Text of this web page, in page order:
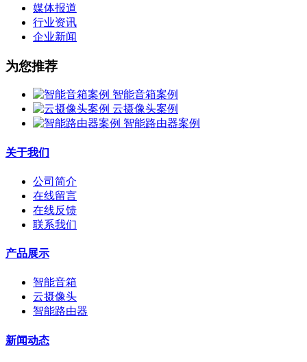
媒体报道
行业资讯
企业新闻
为您推荐
智能音箱案例
云摄像头案例
智能路由器案例
关于我们
公司简介
在线留言
在线反馈
联系我们
产品展示
智能音箱
云摄像头
智能路由器
新闻动态